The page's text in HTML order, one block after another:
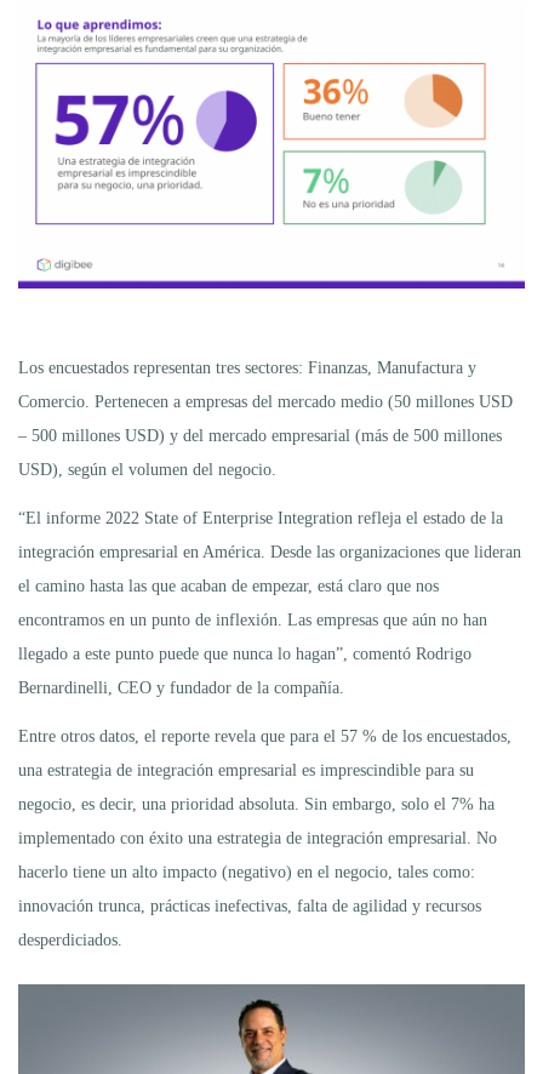
Los encuestados representan tres sectores: Finanzas, Manufactura y
Comercio. Pertenecen a empresas del mercado medio (50 millones USD
– 500 millones USD) y del mercado empresarial (más de 500 millones
USD), según el volumen del negocio.
“El informe 2022 State of Enterprise Integration refleja el estado de la
integración empresarial en América. Desde las organizaciones que lideran
el camino hasta las que acaban de empezar, está claro que nos
encontramos en un punto de inflexión. Las empresas que aún no han
llegado a este punto puede que nunca lo hagan”, comentó Rodrigo
Bernardinelli, CEO y fundador de la compañía.
Entre otros datos, el reporte revela que para el 57 % de los encuestados,
una estrategia de integración empresarial es imprescindible para su
negocio, es decir, una prioridad absoluta. Sin embargo, solo el 7% ha
implementado con éxito una estrategia de integración empresarial. No
hacerlo tiene un alto impacto (negativo) en el negocio, tales como:
innovación trunca, prácticas inefectivas, falta de agilidad y recursos
desperdiciados.